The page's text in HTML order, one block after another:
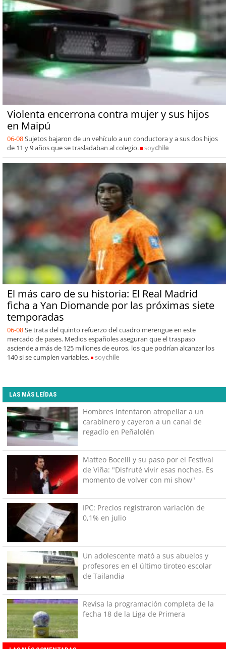
Violenta encerrona contra mujer y sus hijos
en Maipú
06-08Sujetos bajaron de un vehículo a un conductora y a sus dos hijos
de 11 y 9 años que se trasladaban al colegio.
soychile
El más caro de su historia: El Real Madrid
ficha a Yan Diomande por las próximas siete
temporadas
06-08Se trata del quinto refuerzo del cuadro merengue en este
mercado de pases. Medios españoles aseguran que el traspaso
asciende a más de 125 millones de euros, los que podrían alcanzar los
140 si se cumplen variables.
soychile
LAS MÁS LEÍDAS
Hombres intentaron atropellar a un
carabinero y cayeron a un canal de
regadío en Peñalolén
Matteo Bocelli y su paso por el Festival
de Viña: "Disfruté vivir esas noches. Es
momento de volver con mi show"
IPC: Precios registraron variación de
0,1% en julio
Un adolescente mató a sus abuelos y
profesores en el último tiroteo escolar
de Tailandia
Revisa la programación completa de la
fecha 18 de la Liga de Primera